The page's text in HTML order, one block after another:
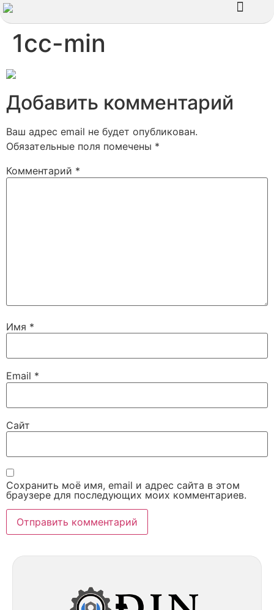
1cc-min
Добавить комментарий
Ваш адрес email не будет опубликован.
Обязательные поля помечены *
Комментарий *
Имя *
Email *
Сайт
Сохранить моё имя, email и адрес сайта в этом
браузере для последующих моих комментариев.